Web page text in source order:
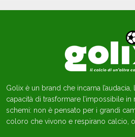
Golix è un brand che incarna l’audacia,
capacità di trasformare l’impossibile
schemi: non è pensato per i grandi
coloro che vivono e respirano calcio,